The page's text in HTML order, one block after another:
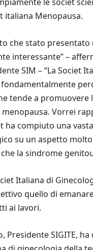
italiana Menopausa.
che stato presentato
interessante” –
SIM – “La Societ
tende a promuovere
Vorrei
ha compiuto una
su un aspetto
la sindrome
Italiana di
quello di
ai lavori.
Presidente SIGITE, ha